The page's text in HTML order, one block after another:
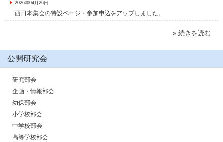
2026年04月26日
西日本集会の特設ページ・参加申込をアップしました。
» 続きを読む
公開研究会
研究部会
企画・情報部会
幼保部会
小学校部会
中学校部会
高等学校部会